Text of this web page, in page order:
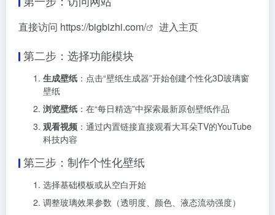
直接访问 https://bigbizhi.com/ 进入主页
第二步：选择功能模块
生成壁纸 ：点击“壁纸生成器”开始创建个性化3D玻璃窗
壁纸
浏览壁纸 ：在“每日精选”中探索最新原创壁纸作品
观看视频 ：通过内置链接直接观看大耳朵TV的YouTube
科技内容
第三步：制作个性化壁纸
选择基础模板或从空白开始
调整玻璃效果参数（透明度、颜色、液态流动强度）